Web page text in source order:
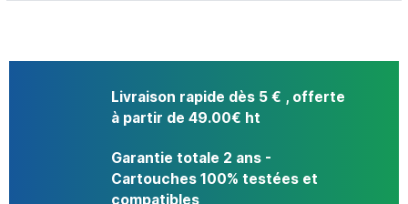
Livraison rapide dès 5 € , offerte
à partir de 49.00€ ht
Garantie totale 2 ans -
Cartouches 100% testées et
compatibles